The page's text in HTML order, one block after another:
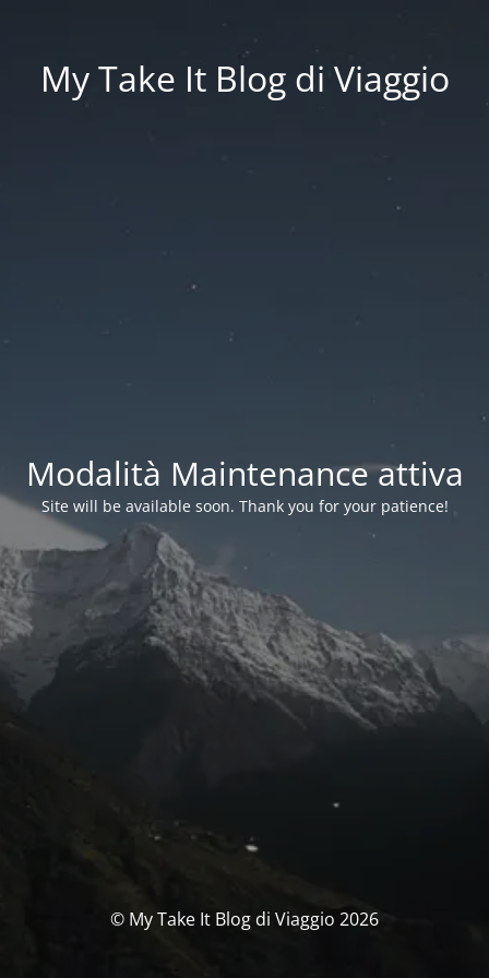
My Take It Blog di Viaggio
Modalità Maintenance attiva
Site will be available soon. Thank you for your patience!
© My Take It Blog di Viaggio 2026